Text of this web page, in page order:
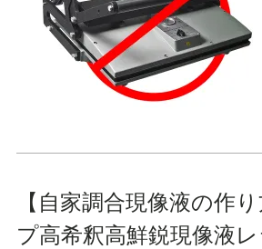
【自家調合現像液の作
プ高希釈高鮮鋭現像液